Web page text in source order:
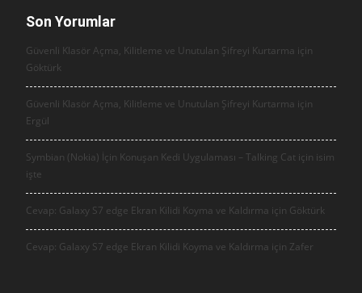
Son Yorumlar
Güvenli Klasör Açma, Kilitleme ve Unutulan Şifreyi Kurtarma için
Göktürk
Güvenli Klasör Açma, Kilitleme ve Unutulan Şifreyi Kurtarma için
Ergül
Symbian (Nokia) İçin Konuşan Kedi Uygulaması – Talking Cat için isim
işte
Cevap: Galaxy S7 edge Ekran Kilidi Koyma ve Kaldırma için Göktürk
Cevap: Galaxy S7 edge Ekran Kilidi Koyma ve Kaldırma için Zafer